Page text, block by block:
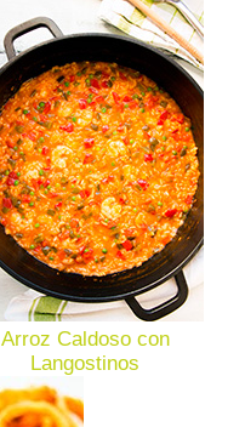
Arroz Caldoso con
Langostinos